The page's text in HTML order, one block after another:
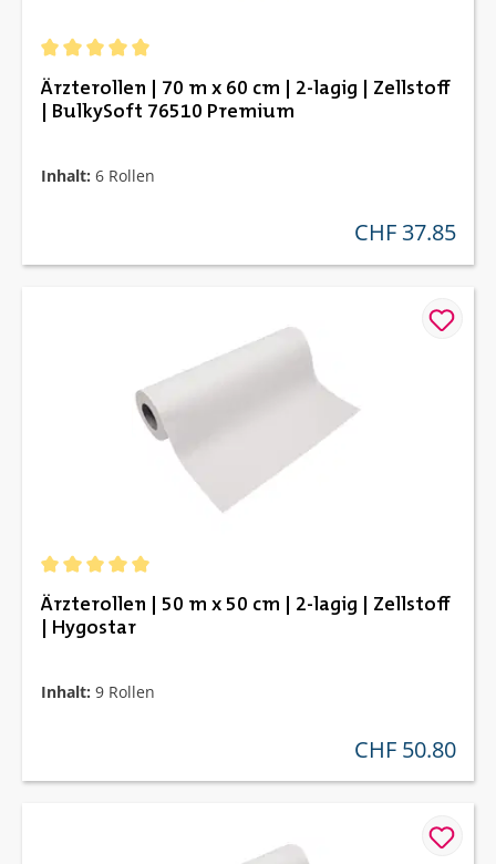
Durchschnittliche Bewertung von 5 von 5 Sternen
Ärzterollen | 70 m x 60 cm | 2-lagig | Zellstoff
| BulkySoft 76510 Premium
Inhalt: 6 Rollen
regulärer preis:
CHF 37.85
Durchschnittliche Bewertung von 5 von 5 Sternen
Ärzterollen | 50 m x 50 cm | 2-lagig | Zellstoff
| Hygostar
Inhalt: 9 Rollen
regulärer preis:
CHF 50.80